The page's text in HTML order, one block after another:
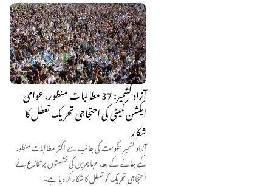
آزاد کشمیر: 37 مطالبات منظور، عوامی
ایکشن کمیٹی کی احتجاجی تحریک تعطل کا
شکار
آزاد کشمیر حکومت کی جانب سے اکثر مطالبات منظور
کیے جانے کے بعد، مہاجرین کی نشستوں پر تنازع نے
احتجاجی تحریک کو تعطل کا شکار کر دیا ہے۔